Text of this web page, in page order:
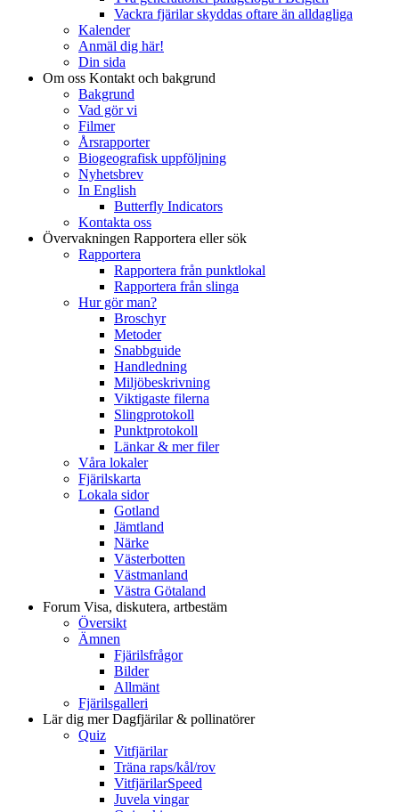
Vackra fjärilar skyddas oftare än alldagliga
Kalender
Anmäl dig här!
Din sida
Om oss Kontakt och bakgrund
Bakgrund
Vad gör vi
Filmer
Årsrapporter
Biogeografisk uppföljning
Nyhetsbrev
In English
Butterfly Indicators
Kontakta oss
Övervakningen Rapportera eller sök
Rapportera
Rapportera från punktlokal
Rapportera från slinga
Hur gör man?
Broschyr
Metoder
Snabbguide
Handledning
Miljöbeskrivning
Viktigaste filerna
Slingprotokoll
Punktprotokoll
Länkar & mer filer
Våra lokaler
Fjärilskarta
Lokala sidor
Gotland
Jämtland
Närke
Västerbotten
Västmanland
Västra Götaland
Forum Visa, diskutera, artbestäm
Översikt
Ämnen
Fjärilsfrågor
Bilder
Allmänt
Fjärilsgalleri
Lär dig merDagfjärilar & pollinatörer
Quiz
Vitfjärilar
Träna raps/kål/rov
VitfjärilarSpeed
Juvela vingar